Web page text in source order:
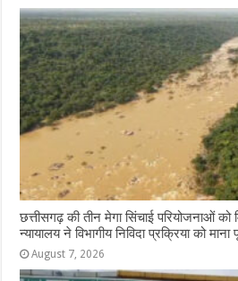
छत्तीसगढ़ की तीन मेगा सिंचाई परियोजनाओं
न्यायालय ने विभागीय निविदा प्रक्रिया को माना
August 7, 2026